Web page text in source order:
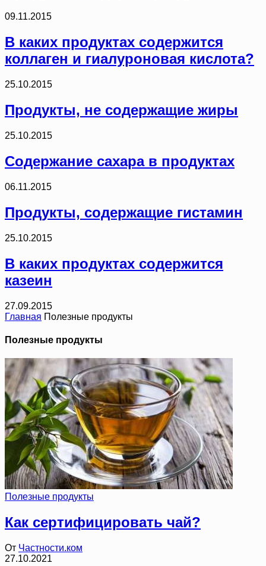
09.11.2015
В каких продуктах содержится
коллаген и гиалуроновая кислота?
25.10.2015
Продукты, не содержащие жиры
25.10.2015
Содержание сахара в продуктах
06.11.2015
Продукты, содержащие гистамин
25.10.2015
В каких продуктах содержится
казеин
27.09.2015
Главная Полезные продукты
Полезные продукты
Полезные продукты
Как сертифицировать чай?
От Частности.ком
27.10.2021